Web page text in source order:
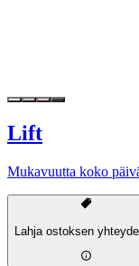
Lift
Mukavuutta koko
Lahja ostoksen